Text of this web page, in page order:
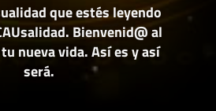
que estés leyendo
Bienvenid@ al
nueva vida. Así es y así
será.